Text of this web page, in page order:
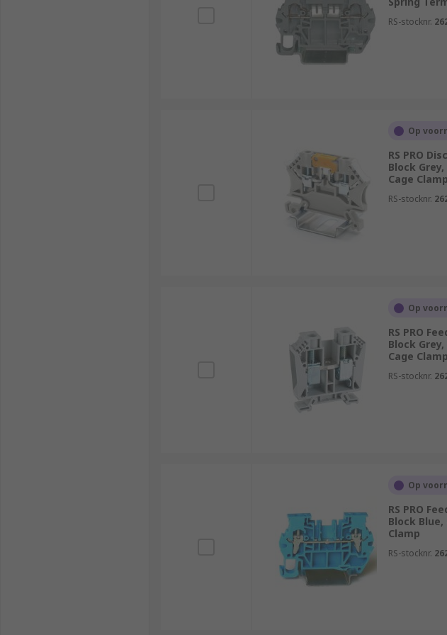
RS-stocknr.
Op
RS PRO
Block
Cage Clamp
RS-stocknr.
Op
RS PRO
Block
Cage Clamp
RS-stocknr.
Op
RS PRO
Block Blue,
Clamp
RS-stocknr.